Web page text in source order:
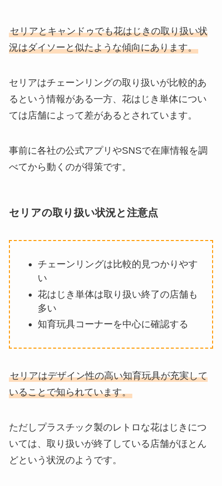
セリアとキャンドゥでも花はじきの取り扱い状
況はダイソーと似たような傾向にあります。
セリアはチェーンリングの取り扱いが比較的あ
るという情報がある一方、花はじき単体につい
ては店舗によって差があるとされています。
事前に各社の公式アプリやSNSで在庫情報を調
べてから動くのが得策です。
セリアの取り扱い状況と注意点
チェーンリングは比較的見つかりやす
い
花はじき単体は取り扱い終了の店舗も
多い
知育玩具コーナーを中心に確認する
セリアはデザイン性の高い知育玩具が充実して
いることで知られています。
ただしプラスチック製のレトロな花はじきにつ
いては、取り扱いが終了している店舗がほとん
どという状況のようです。